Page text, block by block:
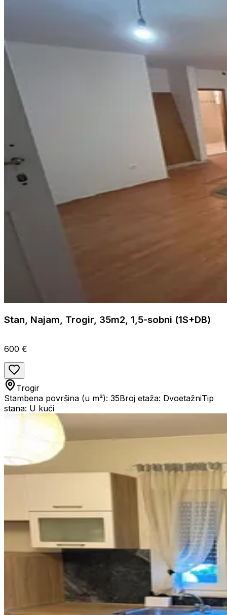
Stan, Najam, Trogir, 35m2, 1,5-sobni (1S+DB)
600 €
Trogir
Stambena površina (u m²): 35Broj etaža: DvoetažniTip
stana: U kući